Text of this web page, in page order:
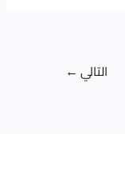
التالي ←